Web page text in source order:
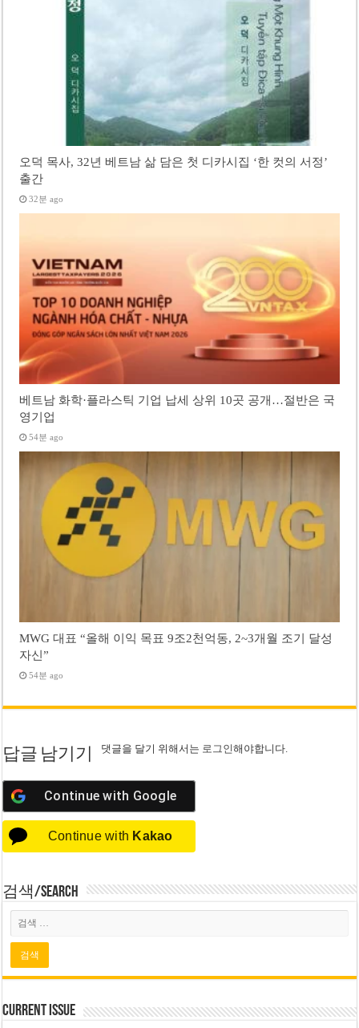
오덕 목사, 32년 베트남 삶 담은 첫 디카시집 ‘한 컷의 서정’
출간
32분 ago
베트남 화학·플라스틱 기업 납세 상위 10곳 공개…절반은 국
영기업
54분 ago
MWG 대표 “올해 이익 목표 9조2천억동, 2~3개월 조기 달성
자신”
54분 ago
답글 남기기 댓글을 달기 위해서는 로그인해야합니다.
Continue with Google
Continue with Kakao
검색/Search
Current Issue